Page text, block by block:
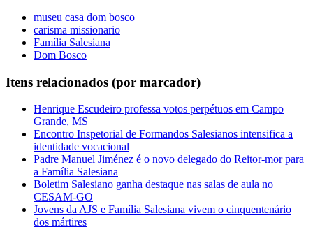
museu casa dom bosco
carisma missionario
Família Salesiana
Dom Bosco
Itens relacionados (por marcador)
Henrique Escudeiro professa votos perpétuos em Campo
Grande, MS
Encontro Inspetorial de Formandos Salesianos intensifica a
identidade vocacional
Padre Manuel Jiménez é o novo delegado do Reitor-mor para
a Família Salesiana
Boletim Salesiano ganha destaque nas salas de aula no
CESAM-GO
Jovens da AJS e Família Salesiana vivem o cinquentenário
dos mártires